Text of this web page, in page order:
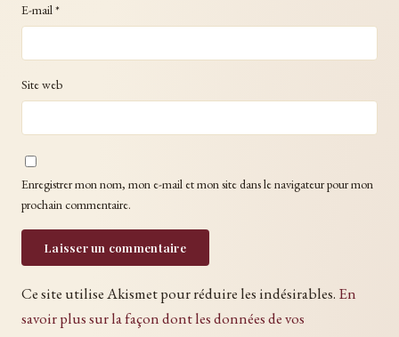
E-mail*
Site web
Enregistrer mon nom, mon e-mail et mon site dans le navigateur pour mon
prochain commentaire.
Ce site utilise Akismet pour réduire les indésirables. En
savoir plus sur la façon dont les données de vos